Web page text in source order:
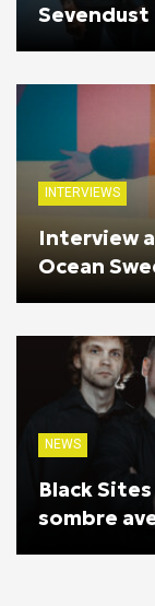
Sevendust
INTERVIEWS
Interview
Ocean
NEWS
Black
sombre